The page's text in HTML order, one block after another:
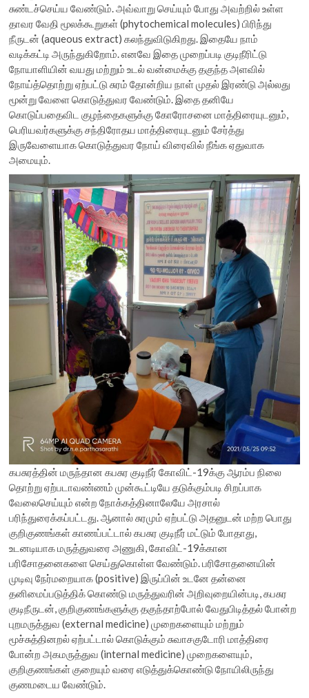
சுண்டச்செய்ய வேண்டும். அவ்வாறு செய்யும் போது அவற்றில் உள்ள
தாவர வேதி மூலக்கூறுகள் (phytochemical molecules) பிரிந்து
நீருடன் (aqueous extract) கலந்துவிடுகிறது. இதையே நாம்
வடிக்கட்டி அருந்துகிறோம். எனவே இதை முறைப்படி குடிநீரிட்டு
நோயாளியின் வயது மற்றும் உடல் வன்மைக்கு தகுந்த அளவில்
நோய்த்தொற்று ஏற்பட்டு சுரம் தோன்றிய நாள் முதல் இரண்டு அல்லது
மூன்று வேளை கொடுத்துவர வேண்டும். இதை தனியே
கொடுப்பதைவிட குழந்தைகளுக்கு கோரோசனை மாத்திரையுடனும்,
பெரியவர்களுக்கு சந்திரோதய மாத்திரையுடனும் சேர்த்து
இருவேளையாக கொடுத்துவர நோய் விரைவில் நீங்க ஏதுவாக
அமையும்.
கபசுரத்தின் மருந்தான கபசுர குடிநீர் கோவிட்-19க்கு ஆரம்ப நிலை
தொற்று ஏற்படாவண்ணம் முன்கூட்டியே தடுக்கும்படி சிறப்பாக
வேலைசெய்யும் என்ற நோக்கத்தினாலேயே அரசால்
பரிந்துரைக்கப்பட்டது. ஆனால் சுரமும் ஏற்பட்டு அதனுடன் மற்ற பொது
குறிகுணங்கள் காணப்பட்டால் கபசுர குடிநீர் மட்டும் போதாது,
உடனடியாக மருத்துவரை அணுகி, கோவிட்-19க்கான
பரிசோதனைகளை செய்துகொள்ள வேண்டும். பரிசோதனையின்
முடிவு நேர்மறையாக (positive) இருப்பின் உடனே தன்னை
தனிமைப்படுத்திக் கொண்டு மருத்துவரின் அறிவுறையின்படி, கபசுர
குடிநீருடன், குறிகுணங்களுக்கு தகுந்தாற்போல் வேதுபிடித்தல் போன்ற
புறமருத்துவ (external medicine) முறைகளையும் மற்றும்
மூச்சுத்தினறல் ஏற்பட்டால் கொடுக்கும் சுவாசகுடோரி மாத்திரை
போன்ற அகமருத்துவ (internal medicine) முறைகளையும்,
குறிகுணங்கள் குறையும் வரை எடுத்துக்கொண்டு நோயிலிருந்து
குணமடைய வேண்டும்.